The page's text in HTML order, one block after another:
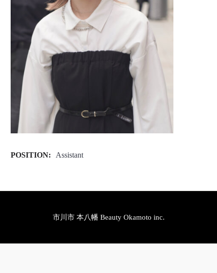
POSITION: Assistant
市川市 本八幡 Beauty Okamoto inc.